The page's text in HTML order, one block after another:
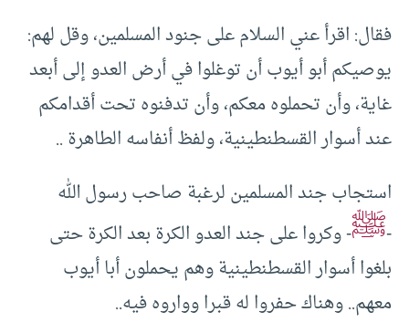
فقال: اقرأ عني السلام على جنود المسلمين، وقل لهم:
يوصيكم أبو أيوب أن توغلوا في أرض العدو إلى أبعد
غاية، وأن تحملوه معكم، وأن تدفنوه تحت أقدامكم
عند أسوار القسطنطينية، ولفظ أنفاسه الطاهرة ..
استجاب جند المسلمين لرغبة صاحب رسول الله
-ﷺ- وكروا على جند العدو الكرة بعد الكرة حتى
بلغوا أسوار القسطنطينية وهم يحملون أبا أيوب
معهم.. وهناك حفروا له قبرا وواروه فيه..